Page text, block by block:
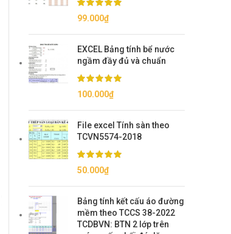
99.000₫
EXCEL Bảng tính bể nước
ngầm đầy đủ và chuẩn
100.000₫
File excel Tính sàn theo
TCVN5574-2018
50.000₫
Bảng tính kết cấu áo đường
mềm theo TCCS 38-2022
TCDBVN: BTN 2 lớp trên